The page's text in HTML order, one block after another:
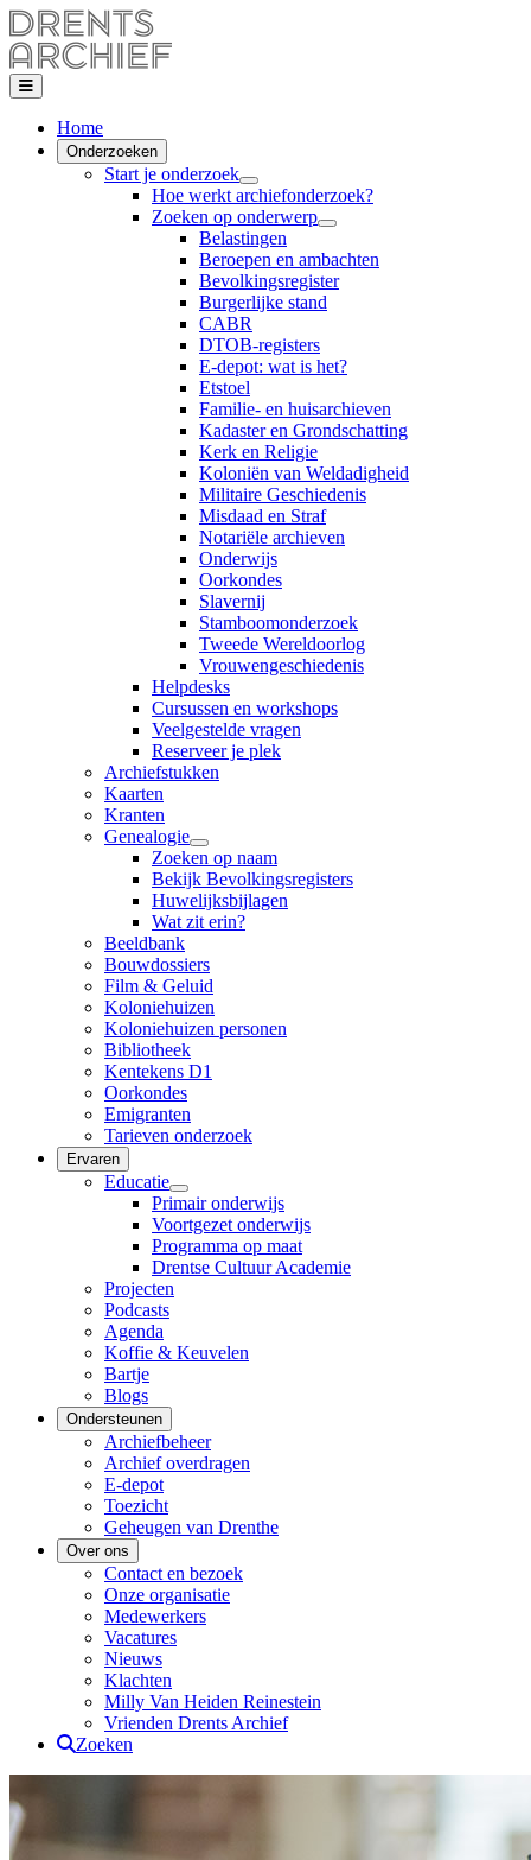
Home
Onderzoeken
Start je onderzoek
Hoe werkt archiefonderzoek?
Zoeken op onderwerp
Belastingen
Beroepen en ambachten
Bevolkingsregister
Burgerlijke stand
CABR
DTOB-registers
E-depot: wat is het?
Etstoel
Familie- en huisarchieven
Kadaster en Grondschatting
Kerk en Religie
Koloniën van Weldadigheid
Militaire Geschiedenis
Misdaad en Straf
Notariële archieven
Onderwijs
Oorkondes
Slavernij
Stamboomonderzoek
Tweede Wereldoorlog
Vrouwengeschiedenis
Helpdesks
Cursussen en workshops
Veelgestelde vragen
Reserveer je plek
Archiefstukken
Kaarten
Kranten
Genealogie
Zoeken op naam
Bekijk Bevolkingsregisters
Huwelijksbijlagen
Wat zit erin?
Beeldbank
Bouwdossiers
Film & Geluid
Koloniehuizen
Koloniehuizen personen
Bibliotheek
Kentekens D1
Oorkondes
Emigranten
Tarieven onderzoek
Ervaren
Educatie
Primair onderwijs
Voortgezet onderwijs
Programma op maat
Drentse Cultuur Academie
Projecten
Podcasts
Agenda
Koffie & Keuvelen
Bartje
Blogs
Ondersteunen
Archiefbeheer
Archief overdragen
E-depot
Toezicht
Geheugen van Drenthe
Over ons
Contact en bezoek
Onze organisatie
Medewerkers
Vacatures
Nieuws
Klachten
Milly Van Heiden Reinestein
Vrienden Drents Archief
Zoeken
Drents Archief